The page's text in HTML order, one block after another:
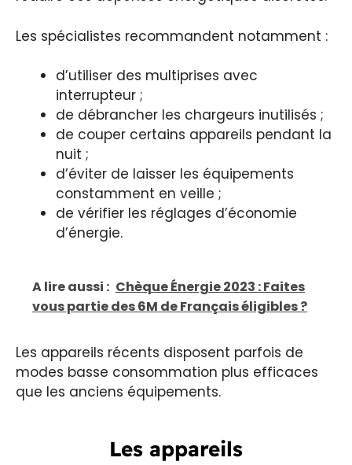
Les spécialistes recommandent notamment :
d’utiliser des multiprises avec
interrupteur ;
de débrancher les chargeurs inutilisés ;
de couper certains appareils pendant la
nuit ;
d’éviter de laisser les équipements
constamment en veille ;
de vérifier les réglages d’économie
d’énergie.
A lire aussi : Chèque Énergie 2023 : Faites
vous partie des 6M de Français éligibles ?
Les appareils récents disposent parfois de
modes basse consommation plus efficaces
que les anciens équipements.
Les appareils